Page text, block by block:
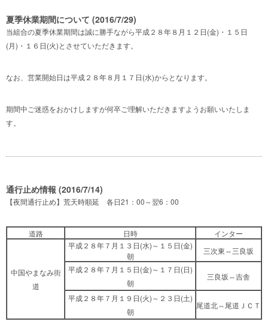
夏季休業期間について (2016/7/29)
当組合の夏季休業期間は誠に勝手ながら平成２８年８月１２日(金)・１５日
(月)・１６日(火)とさせていただきます。
なお、営業開始日は平成２８年８月１７日(水)からとなります。
期間中ご迷惑をおかけしますが何卒ご理解いただきますようお願いいたしま
す。
通行止め情報 (2016/7/14)
【夜間通行止め】荒天時順延 各日21：00～翌6：00
道路 日時 インター
中国やまなみ街
道
平成２８年７月１３日(水)～１５日(金)
朝
三次東⇔三良坂
平成２８年７月１５日(金)～１７日(日)
朝
三良坂⇔吉舎
平成２８年７月１９日(火)～２３日(土)
朝
尾道北⇔尾道ＪＣＴ